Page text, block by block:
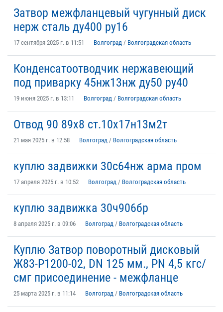
Затвор межфланцевый чугунный диск
нерж сталь ду400 ру16
17 сентября 2025 г. в 11:51 Волгоград / Волгоградская область
Конденсатоотводчик нержавеющий
под приварку 45нж13нж ду50 ру40
19 июня 2025 г. в 13:11 Волгоград / Волгоградская область
Отвод 90 89х8 ст.10х17н13м2т
21 мая 2025 г. в 12:58 Волгоград / Волгоградская область
куплю задвижки 30с64нж арма пром
17 апреля 2025 г. в 10:52 Волгоград / Волгоградская область
куплю задвижка 30ч906бр
8 апреля 2025 г. в 09:06 Волгоград / Волгоградская область
Куплю Затвор поворотный дисковый
Ж83-P1200-02, DN 125 мм., PN 4,5 кгс/
смг присоединение - межфланце
25 марта 2025 г. в 11:14 Волгоград / Волгоградская область